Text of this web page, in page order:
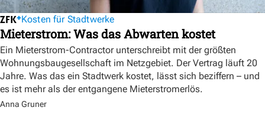
Kosten für Stadtwerke
Mieterstrom: Was das Abwarten kostet
Ein Mieterstrom-Contractor unterschreibt mit der größten
Wohnungsbaugesellschaft im Netzgebiet. Der Vertrag läuft 20
Jahre. Was das ein Stadtwerk kostet, lässt sich beziffern – und
es ist mehr als der entgangene Mieterstromerlös.
Anna Gruner